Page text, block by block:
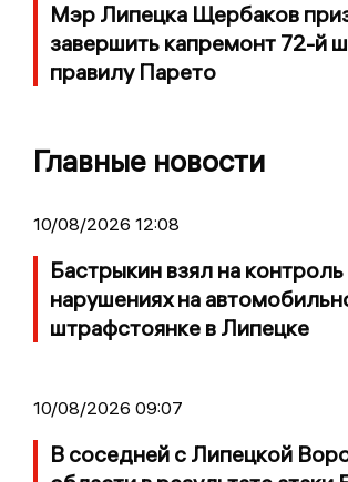
Мэр Липецка Щербаков
завершить капремонт 72-й
правилу Парето
Главные новости
10/08/2026 12:08
Бастрыкин взял на
нарушениях на
штрафстоянке в Липецке
10/08/2026 09:07
В соседней с Липецкой